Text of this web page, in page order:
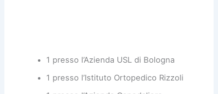
1 presso l’Azienda USL di Bologna
1 presso l’Istituto Ortopedico Rizzoli